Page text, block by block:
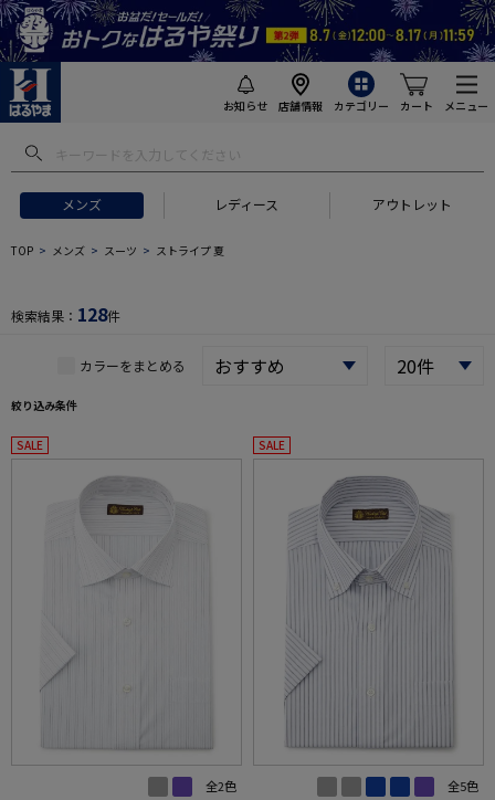
お知らせ 店舗情報 カテゴリー カート メニュー
メンズ レディース アウトレット
フトにおすすめ #セットアップ スーツ
TOP メンズ スーツ ストライプ 夏
検索結果： 128件
カラーをまとめる
絞り込み条件
SALE
全2色
SALE
全5色